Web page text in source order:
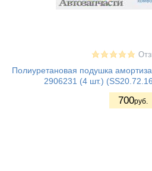
Полиуретановая подушка
2906231 (4 шт.)
700руб.